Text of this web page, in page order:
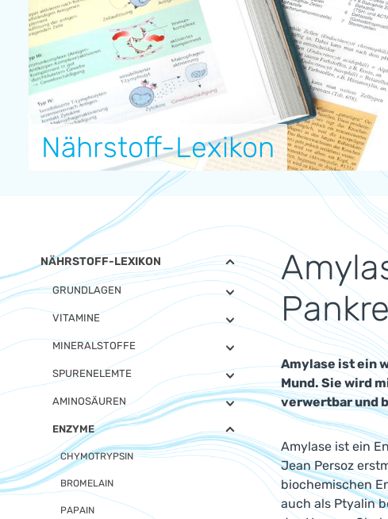
Nährstoff-Lexikon
NÄHRSTOFF-LEXIKON
GRUNDLAGEN
VITAMINE
MINERALSTOFFE
SPURENELEMTE
AMINOSÄUREN
ENZYME
CHYMOTRYPSIN
BROMELAIN
PAPAIN
Amylase ist ein
Mund. Sie wird
verwertbar und
Amylase ist ein
Jean Persoz
biochemischen
auch als Ptyalin